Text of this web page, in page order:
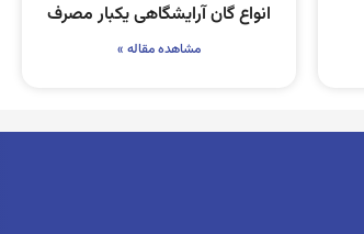
انواع گان آرایشگاهی یکبار مصرف
مشاهده مقاله »